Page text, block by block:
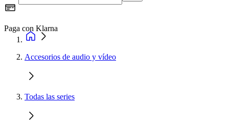
Paga con Klarna
Accesorios de audio y vídeo
Todas las series